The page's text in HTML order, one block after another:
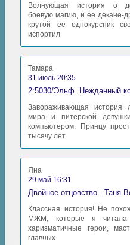
Волнующая история о
боевую магию, и ее декане-
крутой ее однокурсник
испортил
Тамара
31 июль 20:35
2:5030/Эльф. Нежданный
Завораживающая история
мира и питерской
компьютером. Принцу
тысячу лет
Яна
29 май 16:31
Двойное отцовство - Таня
Классная история! Не
МЖМ, которые я читала
харизматичные герои,
главных